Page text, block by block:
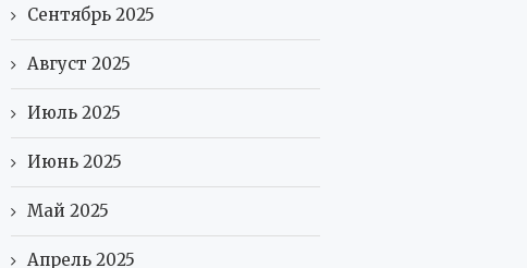
Сентябрь 2025
Август 2025
Июль 2025
Июнь 2025
Май 2025
Апрель 2025